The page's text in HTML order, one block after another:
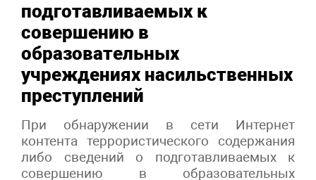
подготавливаемых к
совершению в
образовательных
учреждениях насильственных
преступлений
При обнаружении в сети Интернет
контента террористического содержания
либо сведений о подготавливаемых к
совершению в образовательных